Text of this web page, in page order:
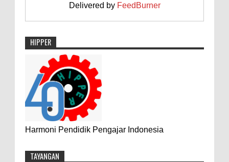
Delivered by FeedBurner
HIPPER
Harmoni Pendidik Pengajar Indonesia
TAYANGAN